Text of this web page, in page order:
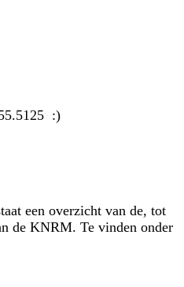
:)
een overzicht van de, tot
de KNRM. Te vinden onder